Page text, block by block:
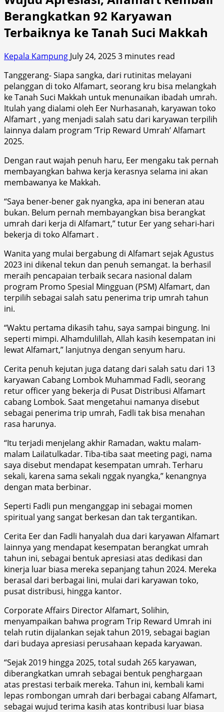
Berangkatkan 92 Karyawan
Terbaiknya ke Tanah Suci Makkah
Kepala Kampung July 24, 20253 minutes read
Tanggerang- Siapa sangka, dari rutinitas melayani
pelanggan di toko Alfamart, seorang kru bisa melangkah
ke Tanah Suci Makkah untuk menunaikan ibadah umrah.
Itulah yang dialami oleh Eer Nurhasanah, karyawan toko
Alfamart , yang menjadi salah satu dari karyawan terpilih
lainnya dalam program ‘Trip Reward Umrah’ Alfamart
2025.
Dengan raut wajah penuh haru, Eer mengaku tak pernah
membayangkan bahwa kerja kerasnya selama ini akan
membawanya ke Makkah.
“Saya bener-bener gak nyangka, apa ini beneran atau
bukan. Belum pernah membayangkan bisa berangkat
umrah dari kerja di Alfamart,” tutur Eer yang sehari-hari
bekerja di toko Alfamart .
Wanita yang mulai bergabung di Alfamart sejak Agustus
2023 ini dikenal tekun dan penuh semangat. Ia berhasil
meraih pencapaian terbaik secara nasional dalam
program Promo Spesial Mingguan (PSM) Alfamart, dan
terpilih sebagai salah satu penerima trip umrah tahun
ini.
“Waktu pertama dikasih tahu, saya sampai bingung. Ini
seperti mimpi. Alhamdulillah, Allah kasih kesempatan ini
lewat Alfamart,” lanjutnya dengan senyum haru.
Cerita penuh kejutan juga datang dari salah satu dari 13
karyawan Cabang Lombok Muhammad Fadli, seorang
retur officer yang bekerja di Pusat Distribusi Alfamart
cabang Lombok. Saat mengetahui namanya disebut
sebagai penerima trip umrah, Fadli tak bisa menahan
rasa harunya.
“Itu terjadi menjelang akhir Ramadan, waktu malam-
malam Lailatulkadar. Tiba-tiba saat meeting pagi, nama
saya disebut mendapat kesempatan umrah. Terharu
sekali, karena sama sekali nggak nyangka,” kenangnya
dengan mata berbinar.
Seperti Fadli pun menganggap ini sebagai momen
spiritual yang sangat berkesan dan tak tergantikan.
Cerita Eer dan Fadli hanyalah dua dari karyawan Alfamart
lainnya yang mendapat kesempatan berangkat umrah
tahun ini, sebagai bentuk apresiasi atas dedikasi dan
kinerja luar biasa mereka sepanjang tahun 2024. Mereka
berasal dari berbagai lini, mulai dari karyawan toko,
pusat distribusi, hingga kantor.
Corporate Affairs Director Alfamart, Solihin,
menyampaikan bahwa program Trip Reward Umrah ini
telah rutin dijalankan sejak tahun 2019, sebagai bagian
dari budaya apresiasi perusahaan kepada karyawan.
“Sejak 2019 hingga 2025, total sudah 265 karyawan,
diberangkatkan umrah sebagai bentuk penghargaan
atas prestasi terbaik mereka. Tahun ini, kembali kami
lepas rombongan umrah dari berbagai cabang Alfamart,
sebagai wujud terima kasih atas kontribusi luar biasa